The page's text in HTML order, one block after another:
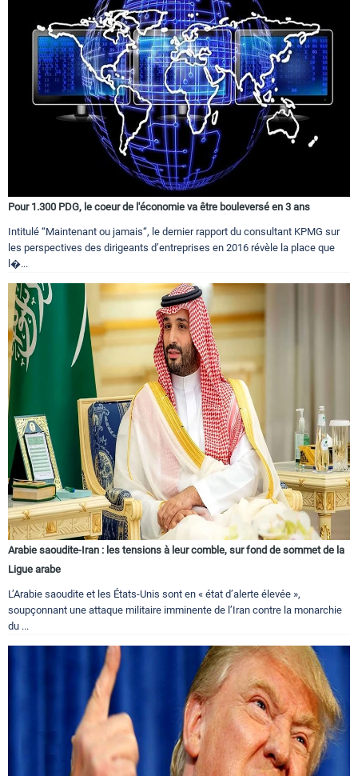
Pour 1.300 PDG, le coeur de l'économie va être bouleversé en 3 ans
Intitulé “Maintenant ou jamais“, le dernier rapport du consultant KPMG sur
les perspectives des dirigeants d’entreprises en 2016 révèle la place que
l�...
Arabie saoudite-Iran : les tensions à leur comble, sur fond de sommet de la
Ligue arabe
L’Arabie saoudite et les États-Unis sont en « état d’alerte élevée »,
soupçonnant une attaque militaire imminente de l’Iran contre la monarchie
du ...